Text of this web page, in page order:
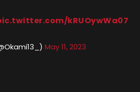
kRUOywWa07
May 11, 2023